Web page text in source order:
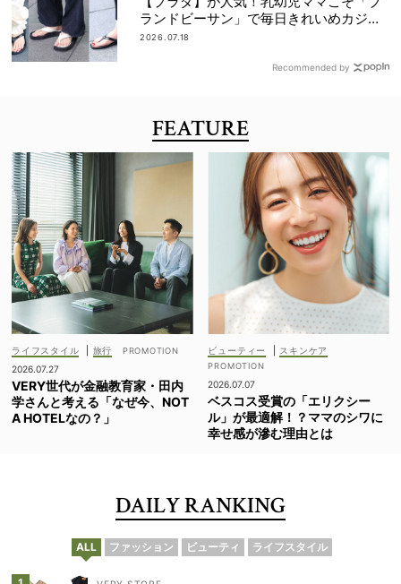
ランドビーサン」で毎日きれいめカジュ
アルが叶う
2026.07.18
Recommended by
FEATURE
ライフスタイル
旅行
2026.07.27
VERY世代が金融教育家・田内
学さんと考える「なぜ今、NOT
A HOTELなの？」
ビューティー スキンケア
2026.07.07
ベスコス受賞の「エリクシー
ル」が最適解！？ママのシワに
幸せ感が滲む理由とは
DAILY RANKING
ALL ファッション ビューティ ライフスタイル